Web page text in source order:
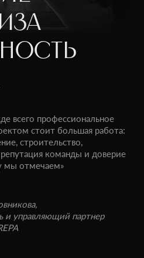
всего профессиональное
стоит большая работа:
строительство,
репутация команды и доверие
мы отмечаем»
и управляющий партнер